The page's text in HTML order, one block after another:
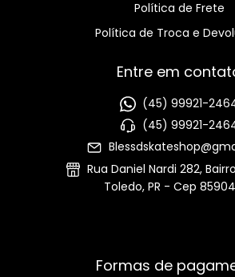
Política de Frete
Política de Troca e
Entre em
(45) 99921-
(45) 99921-
Rua Daniel Nardi 282,
Toledo, PR - Cep
Formas de